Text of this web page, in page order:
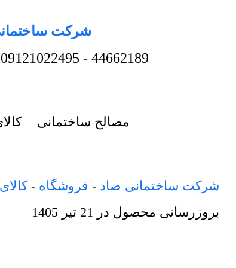
شرکت
44662189
-
09121022495
مصالح ساختمانی
شرکت ساختمانی صاد - فروشگاه -
بروزرسانی محصول در 21 تیر 1405